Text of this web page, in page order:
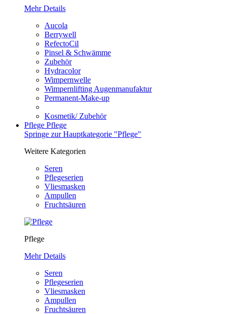
Mehr Details
Aucola
Berrywell
RefectoCil
Pinsel & Schwämme
Zubehör
Hydracolor
Wimpernwelle
Wimpernlifting Augenmanufaktur
Permanent-Make-up
Kosmetik/ Zubehör
Pflege Pflege
Springe zur Hauptkategorie "Pflege"
Weitere Kategorien
Seren
Pflegeserien
Vliesmasken
Ampullen
Fruchtsäuren
Pflege
Mehr Details
Seren
Pflegeserien
Vliesmasken
Ampullen
Fruchtsäuren